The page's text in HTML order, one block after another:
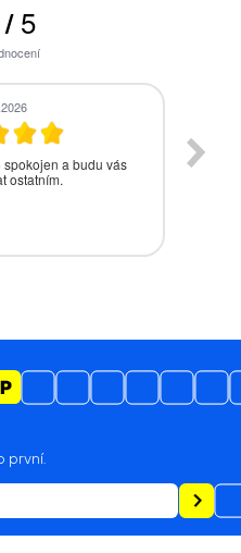
/5
rychlé vyřešení
první.